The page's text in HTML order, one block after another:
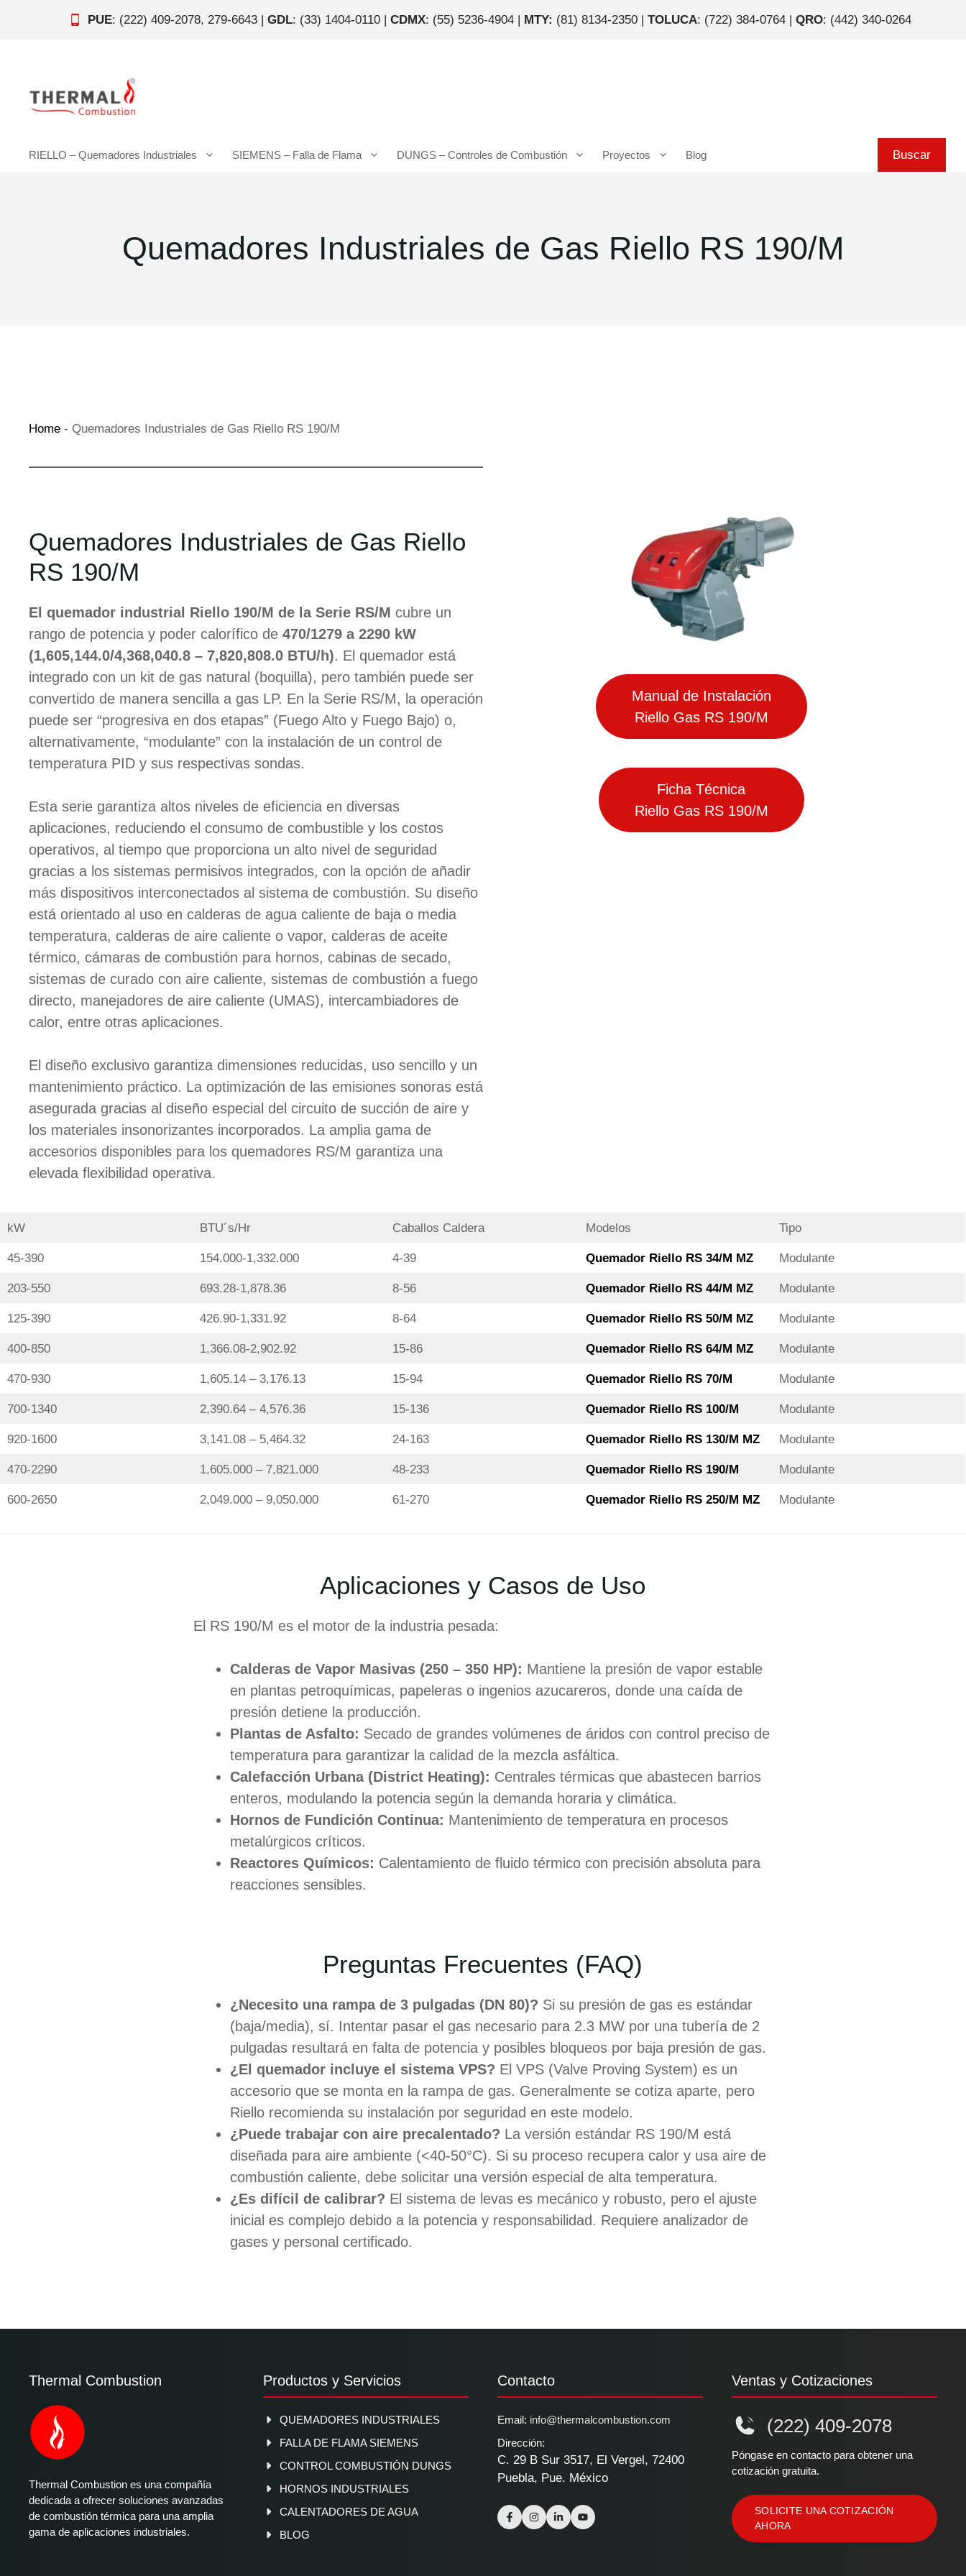
PUE: (222) 409-2078, 279-6643 | GDL: (33) 1404-0110 | CDMX: (55) 5236-4904 | MTY: (81) 8134-2350 | TOLUCA: (722) 384-0764 | QRO: (442) 340-0264
RIELLO – Quemadores Industriales SIEMENS – Falla de Flama DUNGS – Controles de Combustión Proyectos Blog Buscar
Quemadores Industriales de Gas Riello RS 190/M
Home - Quemadores Industriales de Gas Riello RS 190/M
Quemadores Industriales de Gas Riello
RS 190/M
El quemador industrial Riello 190/M de la Serie RS/M cubre un
rango de potencia y poder calorífico de 470/1279 a 2290 kW
(1,605,144.0/4,368,040.8 – 7,820,808.0 BTU/h). El quemador está
integrado con un kit de gas natural (boquilla), pero también puede ser
convertido de manera sencilla a gas LP. En la Serie RS/M, la operación
puede ser “progresiva en dos etapas” (Fuego Alto y Fuego Bajo) o,
alternativamente, “modulante” con la instalación de un control de
temperatura PID y sus respectivas sondas.
Esta serie garantiza altos niveles de eficiencia en diversas
aplicaciones, reduciendo el consumo de combustible y los costos
operativos, al tiempo que proporciona un alto nivel de seguridad
gracias a los sistemas permisivos integrados, con la opción de añadir
más dispositivos interconectados al sistema de combustión. Su diseño
está orientado al uso en calderas de agua caliente de baja o media
temperatura, calderas de aire caliente o vapor, calderas de aceite
térmico, cámaras de combustión para hornos, cabinas de secado,
sistemas de curado con aire caliente, sistemas de combustión a fuego
directo, manejadores de aire caliente (UMAS), intercambiadores de
calor, entre otras aplicaciones.
El diseño exclusivo garantiza dimensiones reducidas, uso sencillo y un
mantenimiento práctico. La optimización de las emisiones sonoras está
asegurada gracias al diseño especial del circuito de succión de aire y
los materiales insonorizantes incorporados. La amplia gama de
accesorios disponibles para los quemadores RS/M garantiza una
elevada flexibilidad operativa.
Manual de Instalación
Riello Gas RS 190/M
Ficha Técnica
Riello Gas RS 190/M
kW BTU´s/Hr Caballos Caldera Modelos Tipo
45-390 154.000-1,332.000 4-39 Quemador Riello RS 34/M MZ Modulante
203-550 693.28-1,878.36 8-56 Quemador Riello RS 44/M MZ Modulante
125-390 426.90-1,331.92 8-64 Quemador Riello RS 50/M MZ Modulante
400-850 1,366.08-2,902.92 15-86 Quemador Riello RS 64/M MZ Modulante
470-930 1,605.14 – 3,176.13 15-94 Quemador Riello RS 70/M Modulante
700-1340 2,390.64 – 4,576.36 15-136 Quemador Riello RS 100/M Modulante
920-1600 3,141.08 – 5,464.32 24-163 Quemador Riello RS 130/M MZ Modulante
470-2290 1,605.000 – 7,821.000 48-233 Quemador Riello RS 190/M Modulante
600-2650 2,049.000 – 9,050.000 61-270 Quemador Riello RS 250/M MZ Modulante
Aplicaciones y Casos de Uso
El RS 190/M es el motor de la industria pesada:
Calderas de Vapor Masivas (250 – 350 HP): Mantiene la presión de vapor estable
en plantas petroquímicas, papeleras o ingenios azucareros, donde una caída de
presión detiene la producción.
Plantas de Asfalto: Secado de grandes volúmenes de áridos con control preciso de
temperatura para garantizar la calidad de la mezcla asfáltica.
Calefacción Urbana (District Heating): Centrales térmicas que abastecen barrios
enteros, modulando la potencia según la demanda horaria y climática.
Hornos de Fundición Continua: Mantenimiento de temperatura en procesos
metalúrgicos críticos.
Reactores Químicos: Calentamiento de fluido térmico con precisión absoluta para
reacciones sensibles.
Preguntas Frecuentes (FAQ)
¿Necesito una rampa de 3 pulgadas (DN 80)? Si su presión de gas es estándar
(baja/media), sí. Intentar pasar el gas necesario para 2.3 MW por una tubería de 2
pulgadas resultará en falta de potencia y posibles bloqueos por baja presión de gas.
¿El quemador incluye el sistema VPS? El VPS (Valve Proving System) es un
accesorio que se monta en la rampa de gas. Generalmente se cotiza aparte, pero
Riello recomienda su instalación por seguridad en este modelo.
¿Puede trabajar con aire precalentado? La versión estándar RS 190/M está
diseñada para aire ambiente (<40-50°C). Si su proceso recupera calor y usa aire de
combustión caliente, debe solicitar una versión especial de alta temperatura.
¿Es difícil de calibrar? El sistema de levas es mecánico y robusto, pero el ajuste
inicial es complejo debido a la potencia y responsabilidad. Requiere analizador de
gases y personal certificado.
Thermal Combustion
Thermal Combustion es una compañía
dedicada a ofrecer soluciones avanzadas
de combustión térmica para una amplia
gama de aplicaciones industriales.
Productos y Servicios
QUEMADORES INDUSTRIALES
FALLA DE FLAMA SIEMENS
CONTROL COMBUSTIÓN DUNGS
HORNOS INDUSTRIALES
CALENTADORES DE AGUA
BLOG
Contacto
Email: info@thermalcombustion.com
Dirección:
C. 29 B Sur 3517, El Vergel, 72400
Puebla, Pue. México
Ventas y Cotizaciones
(222) 409-2078
Póngase en contacto para obtener una
cotización gratuita.
SOLICITE UNA COTIZACIÓN
AHORA